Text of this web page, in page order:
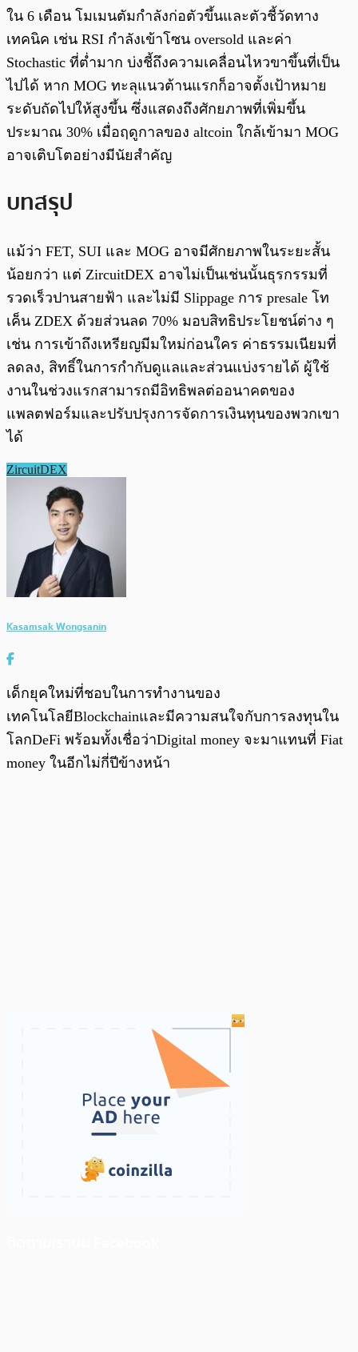
ใน 6 เดือน โมเมนตัมกำลังก่อตัวขึ้นและตัวชี้วัดทาง
เทคนิค เช่น RSI กำลังเข้าโซน oversold และค่า
Stochastic ที่ต่ำมาก บ่งชี้ถึงความเคลื่อนไหวขาขึ้นที่เป็น
ไปได้ หาก MOG ทะลุแนวต้านแรกก็อาจตั้งเป้าหมาย
ระดับถัดไปให้สูงขึ้น ซึ่งแสดงถึงศักยภาพที่เพิ่มขึ้น
ประมาณ 30% เมื่อฤดูกาลของ altcoin ใกล้เข้ามา MOG
อาจเติบโตอย่างมีนัยสำคัญ
บทสรุป
แม้ว่า FET, SUI และ MOG อาจมีศักยภาพในระยะสั้น
น้อยกว่า แต่ ZircuitDEX อาจไม่เป็นเช่นนั้นธุรกรรมที่
รวดเร็วปานสายฟ้า และไม่มี Slippage การ presale โท
เค็น ZDEX ด้วยส่วนลด 70% มอบสิทธิประโยชน์ต่าง ๆ
เช่น การเข้าถึงเหรียญมีมใหม่ก่อนใคร ค่าธรรมเนียมที่
ลดลง, สิทธิ์ในการกำกับดูแลและส่วนแบ่งรายได้ ผู้ใช้
งานในช่วงแรกสามารถมีอิทธิพลต่ออนาคตของ
แพลตฟอร์มและปรับปรุงการจัดการเงินทุนของพวกเขา
ได้
ZircuitDEX
Kasamsak Wongsanin
เด็กยุคใหม่ที่ชอบในการทำงานของ
เทคโนโลยีBlockchainและมีความสนใจกับการลงทุนใน
โลกDeFi พร้อมทั้งเชื่อว่าDigital money จะมาแทนที่ Fiat
money ในอีกไม่กี่ปีข้างหน้า